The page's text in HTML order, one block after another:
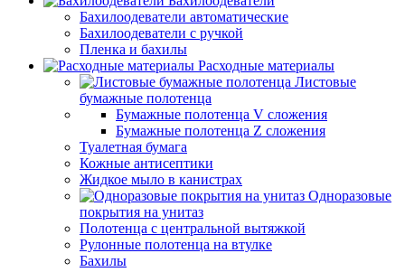
Бахилоодеватели автоматические
Бахилоодеватели с ручкой
Пленка и бахилы
Расходные материалы
Листовые
бумажные полотенца
Бумажные полотенца V сложения
Бумажные полотенца Z сложения
Туалетная бумага
Кожные антисептики
Жидкое мыло в канистрах
Одноразовые
покрытия на унитаз
Полотенца с центральной вытяжкой
Рулонные полотенца на втулке
Бахилы